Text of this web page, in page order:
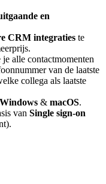
en
CRM integraties te
alle contactmomenten
van de laatste
collega als laatste
Windows & macOS.
van Single sign-on